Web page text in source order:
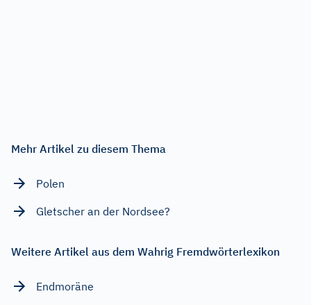
Mehr Artikel zu diesem Thema
Polen
Gletscher an der Nordsee?
Weitere Artikel aus dem Wahrig Fremdwörterlexikon
Endmoräne